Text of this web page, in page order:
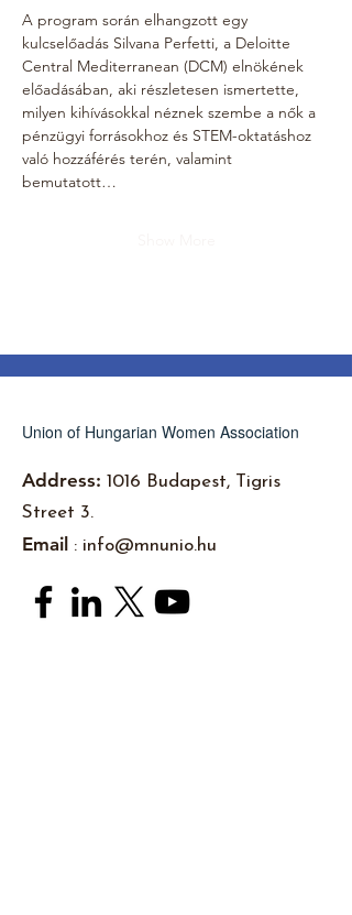
A program során elhangzott egy
kulcselőadás Silvana Perfetti, a Deloitte
Central Mediterranean (DCM) elnökének
előadásában, aki részletesen ismertette,
milyen kihívásokkal néznek szembe a nők a
pénzügyi forrásokhoz és STEM-oktatáshoz
való hozzáférés terén, valamint
bemutatott…
Union of Hungarian Women Association
Address: 1016 Budapest, Tigris
Street 3.
Email : info@mnunio.hu